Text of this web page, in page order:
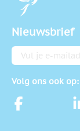
Nieuwsbrief
E-mailadres
Volg ons ook op: